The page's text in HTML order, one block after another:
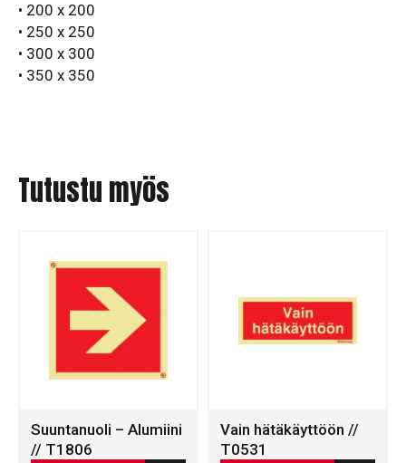
• 200 x 200
• 250 x 250
• 300 x 300
• 350 x 350
Tutustu myös
Suuntanuoli – Alumiini
// T1806
Vain hätäkäyttöön //
T0531